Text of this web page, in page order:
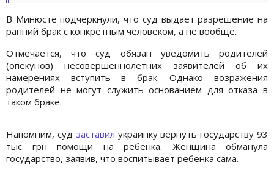
В Минюсте подчеркнули, что суд выдает разрешение на
ранний брак с конкретным человеком, а не вообще.
Отмечается, что суд обязан уведомить родителей
(опекунов) несовершеннолетних заявителей об их
намерениях вступить в брак. Однако возражения
родителей не могут служить основанием для отказа в
таком браке.
Напомним, суд заставил украинку вернуть государству 93
тыс грн помощи на ребенка. Женщина обманула
государство, заявив, что воспитывает ребенка сама.